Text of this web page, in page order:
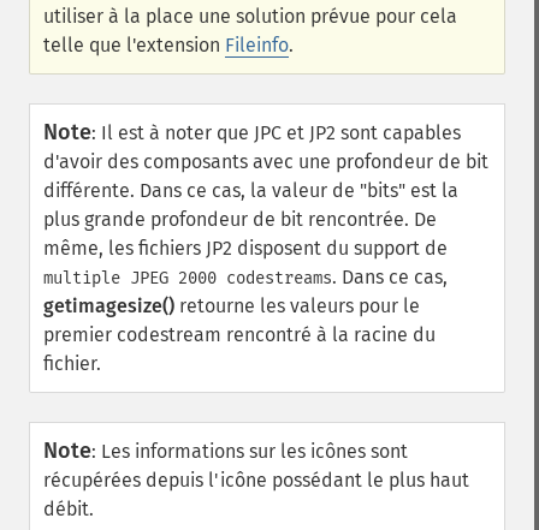
utiliser à la place une solution prévue pour cela
telle que l'extension Fileinfo.
Note: Il est à noter que JPC et JP2 sont capables
d'avoir des composants avec une profondeur de bit
différente. Dans ce cas, la valeur de "bits" est la
plus grande profondeur de bit rencontrée. De
même, les fichiers JP2 disposent du support de
multiple JPEG 2000 codestreams. Dans ce cas,
getimagesize() retourne les valeurs pour le
premier codestream rencontré à la racine du
fichier.
Note: Les informations sur les icônes sont
récupérées depuis l'icône possédant le plus haut
débit.